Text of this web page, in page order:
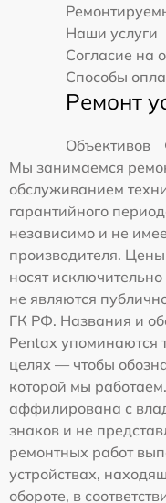
Наши услуги
Согласие на
Способы
Ремонт
Объективов
Мы занимаемся
обслуживанием
гарантийного
независимо и не
производителя.
носят
не являются
ГК РФ. Названия и
Pentax упоминаются
целях — чтобы
которой мы
аффилирована с
знаков и не
ремонтных работ
устройствах,
обороте, в